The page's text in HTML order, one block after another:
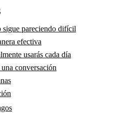
sigue pareciendo difícil
efectiva
usarás cada día
conversación